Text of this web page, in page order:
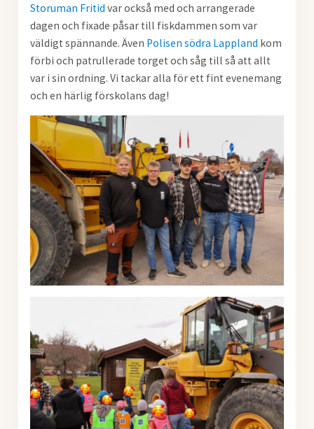
Storuman Fritid var också med och arrangerade
dagen och fixade påsar till fiskdammen som var
väldigt spännande. Även Polisen södra Lappland kom
förbi och patrullerade torget och såg till så att allt
var i sin ordning. Vi tackar alla för ett fint evenemang
och en härlig förskolans dag!